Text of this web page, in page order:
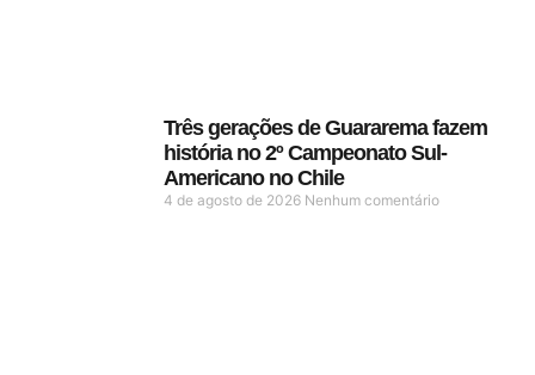
Três gerações de Guararema fazem
história no 2º Campeonato Sul-
Americano no Chile
4 de agosto de 2026 Nenhum comentário